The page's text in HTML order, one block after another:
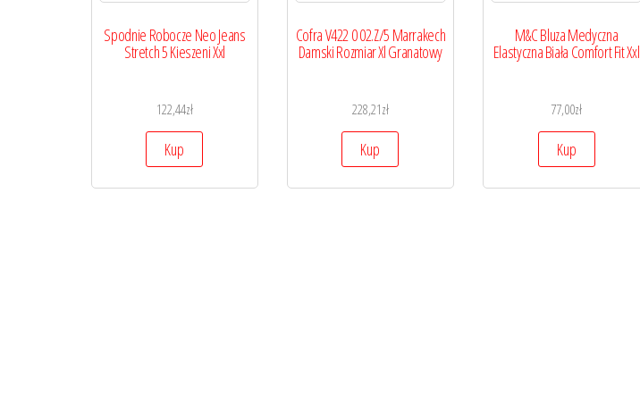
Spodnie Robocze Neo Jeans
Stretch 5 Kieszeni Xxl
122,44zł
Kup
Cofra V422 0 02.Z/5 Marrakech
Damski Rozmiar Xl Granatowy
228,21zł
Kup
M&C Bluza Medyczna
Elastyczna Biała Comfort Fit Xxl
77,00zł
Kup